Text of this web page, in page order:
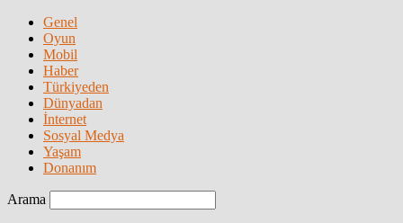
Genel
Oyun
Mobil
Haber
Türkiyeden
Dünyadan
İnternet
Sosyal Medya
Yaşam
Donanım
Arama